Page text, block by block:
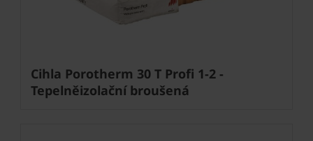
Cihla Porotherm 30 T Profi 1-2 -
Tepelněizolační broušená